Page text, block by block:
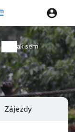
Jak sem
Zájezdy